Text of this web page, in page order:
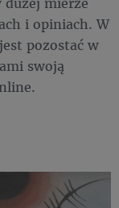
i opiniach. W
pozostać w
swoją